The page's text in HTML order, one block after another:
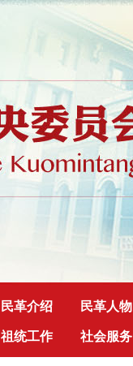
民革介绍 民革人物
祖统工作 社会服务